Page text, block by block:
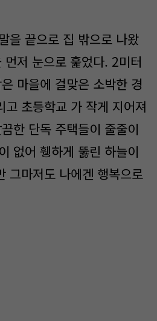
을 끝으로 집 밖으로 나왔
저 눈으로 훑었다. 2미터
마을에 걸맞은 소박한 경
고 초등학교 가 작게 지어져
한 단독 주택들이 줄줄이
없어 휑하게 뚫린 하늘이
그마저도 나에겐 행복으로